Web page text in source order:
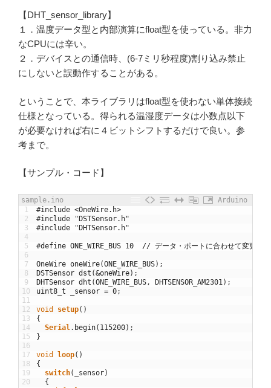
【DHT_sensor_library】
１．温度データ型と内部演算にfloat型を使っている。非力
なCPUには辛い。
２．デバイスとの通信時、(6-7ミリ秒程度)割り込み禁止
にしないと誤動作することがある。
ということで、本ライブラリはfloat型を使わない単体接続
仕様となっている。得られる温湿度データは小数点以下
が必要なければ右に４ビットシフトするだけで良い。参
考まで。
【サンプル・コード】
sample.ino
Arduino
1
2
3
4
5
6
7
8
9
10
11
12
13
14
15
16
17
18
19
20
#include <OneWire.h>
#include "DSTSensor.h"
#include "DHTSensor.h"
#define ONE_WIRE_BUS 10  // データ・ポートに合わせて変更す
OneWire oneWire(ONE_WIRE_BUS) ;
DSTSensor dst (&oneWire) ;
DHTSensor dht (ONE_WIRE_BUS , DHTSENSOR_AM2301 ) ;
uint8 t _sensor = 0;
void setup( )
{
Serial . begin( 115200) ;
}
void loop( )
{
switch( _sensor)
{